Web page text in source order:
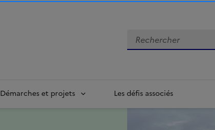
Rechercher
Démarches et projets Les défis associés